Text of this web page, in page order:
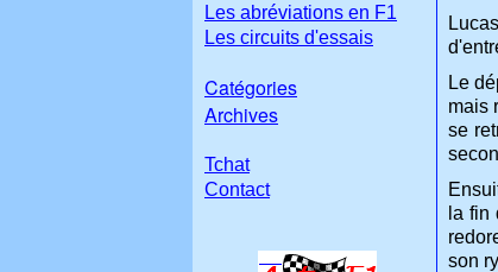
Le
mais
se
la fin
son
Les abréviations en F1
Les circuits d'essais
Catégories
Archives
Tchat
Contact